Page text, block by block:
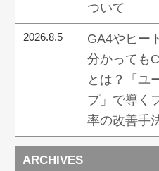
ついて
2026.8.5
GA4やヒー
分かっても
とは？「ユ
プ」で導く
率の改善手
ARCHIVES